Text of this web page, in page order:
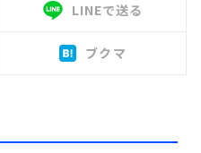
LINEで送る
ブクマ